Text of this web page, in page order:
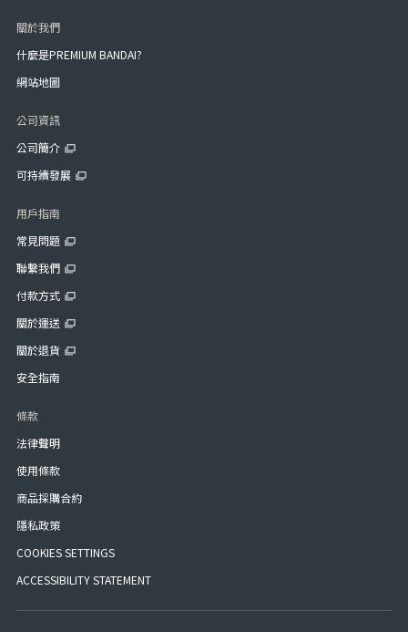
關於我們
什麼是PREMIUM BANDAI?
網站地圖
公司資訊
公司簡介
可持續發展
用戶指南
常見問題
聯繫我們
付款方式
關於運送
關於退貨
安全指南
條款
法律聲明
使用條款
商品採購合約
隱私政策
COOKIES SETTINGS
ACCESSIBILITY STATEMENT